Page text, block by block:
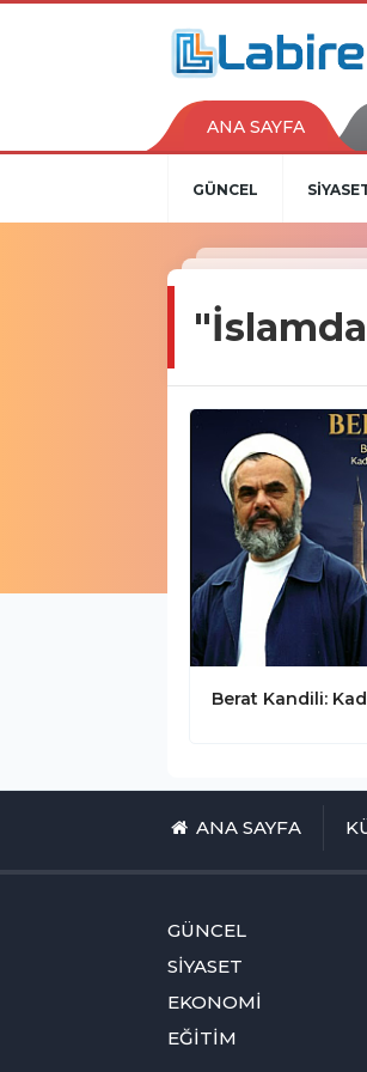
ANA SAYFA
GÜNCEL
ANA SAYFA
GÜNCEL
SİYASET
EKONOMİ
EĞİTİM